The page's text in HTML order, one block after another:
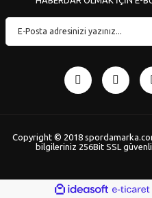
Copyright © 2018
bilgileriniz 256Bit SSL
ideasoft